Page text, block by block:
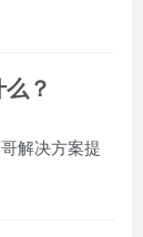
？
解决方案提